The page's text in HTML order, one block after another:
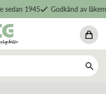
1945 Godkänd av